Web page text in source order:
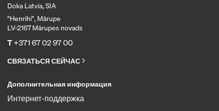
Doka Latvia, SIA
"Henrihi", Mārupe
LV-2167 Mārupes novads
T+371 67 02 97 00
СВЯЗАТЬСЯ СЕЙЧАС
Дополнительная информация
Интернет-поддержка